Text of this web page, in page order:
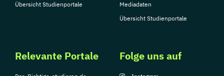
Übersicht Studienportale
Mediadaten
Übersicht Studienportale
Relevante Portale Folge uns auf